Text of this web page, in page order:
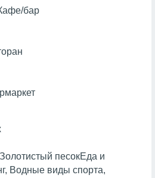
бар
Золотистый песокЕда и
Водные виды спорта,